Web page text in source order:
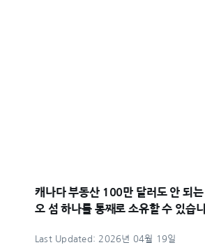
캐나다 부동산 100만 달러도 안 되는
오 섬 하나를 통째로 소유할 수 있습
Last Updated: 2026년 04월 19일